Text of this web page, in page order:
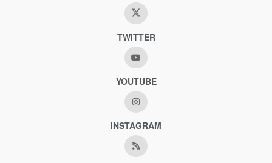
TWITTER
YOUTUBE
INSTAGRAM